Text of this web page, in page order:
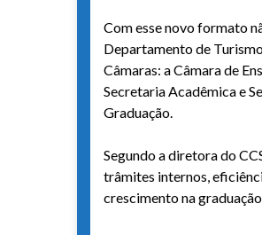
Com esse novo formato
Departamento de
Câmaras: a Câmara de
Secretaria Acadêmica e
Graduação.
Segundo a diretora do
trâmites internos,
crescimento na